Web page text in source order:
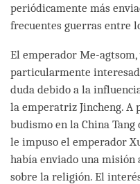
periódicamente más
frecuentes guerras entre
El emperador Me-agtsom,
particularmente
duda debido a la
la emperatriz Jincheng. A
budismo en la China
le impuso el emperador
había enviado una misión
sobre la religión. El